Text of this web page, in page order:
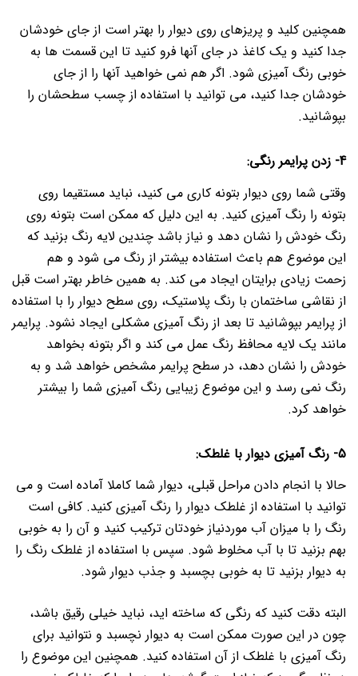
همچنین کلید و پریزهای روی دیوار را بهتر است از جای خودشان
جدا کنید و یک کاغذ در جای آنها فرو کنید تا این قسمت ها به
خوبی رنگ آمیزی شود. اگر هم نمی خواهید آنها را از جای
خودشان جدا کنید، می توانید با استفاده از چسب سطحشان را
بپوشانید.
4- زدن پرایمر رنگی:
وقتی شما روی دیوار بتونه کاری می کنید، نباید مستقیما روی
بتونه را رنگ آمیزی کنید. به این دلیل که ممکن است بتونه روی
رنگ خودش را نشان دهد و نیاز باشد چندین لایه رنگ بزنید که
این موضوع هم باعث استفاده بیشتر از رنگ می شود و هم
زحمت زیادی برایتان ایجاد می کند. به همین خاطر بهتر است قبل
از نقاشی ساختمان با رنگ پلاستیک، روی سطح دیوار را با استفاده
از پرایمر بپوشانید تا بعد از رنگ آمیزی مشکلی ایجاد نشود. پرایمر
مانند یک لایه محافظ رنگ عمل می کند و اگر بتونه بخواهد
خودش را نشان دهد، در سطح پرایمر مشخص خواهد شد و به
رنگ نمی رسد و این موضوع زیبایی رنگ آمیزی شما را بیشتر
خواهد کرد.
5- رنگ آمیزی دیوار با غلطک:
حالا با انجام دادن مراحل قبلی، دیوار شما کاملا آماده است و می
توانید با استفاده از غلطک دیوار را رنگ آمیزی کنید. کافی است
رنگ را با میزان آب موردنیاز خودتان ترکیب کنید و آن را به خوبی
بهم بزنید تا با آب مخلوط شود. سپس با استفاده از غلطک رنگ را
به دیوار بزنید تا به خوبی بچسبد و جذب دیوار شود.
البته دقت کنید که رنگی که ساخته اید، نباید خیلی رقیق باشد،
چون در این صورت ممکن است به دیوار نچسبد و نتوانید برای
رنگ آمیزی با غلطک از آن استفاده کنید. همچنین این موضوع را